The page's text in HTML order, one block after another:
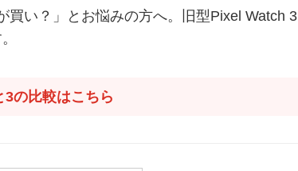
買い？」とお悩みの方へ。旧型Pixel Watch 3
の比較はこちら